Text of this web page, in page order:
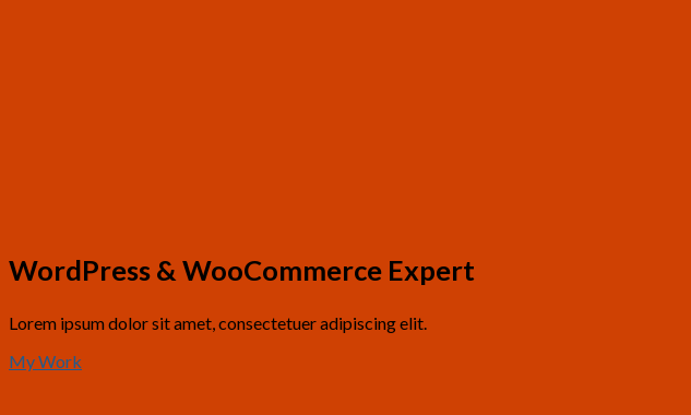
WordPress & WooCommerce Expert
Lorem ipsum dolor sit amet, consectetuer adipiscing elit.
My Work